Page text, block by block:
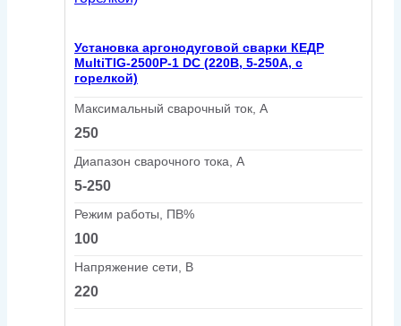
Установка аргонодуговой сварки КЕДР
MultiTIG-2500P-1 DC (220В, 5-250А, с
горелкой)
Максимальный сварочный ток, А
250
Диапазон сварочного тока, А
5-250
Режим работы, ПВ%
100
Напряжение сети, В
220